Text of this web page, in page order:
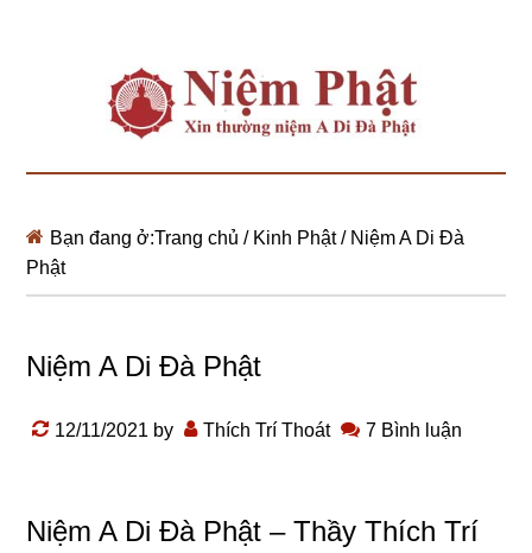
Bạn đang ở:Trang chủ / Kinh Phật /Niệm A Di Đà
Phật
Niệm A Di Đà Phật
12/11/2021 by Thích Trí Thoát 7 Bình luận
Niệm A Di Đà Phật – Thầy Thích Trí